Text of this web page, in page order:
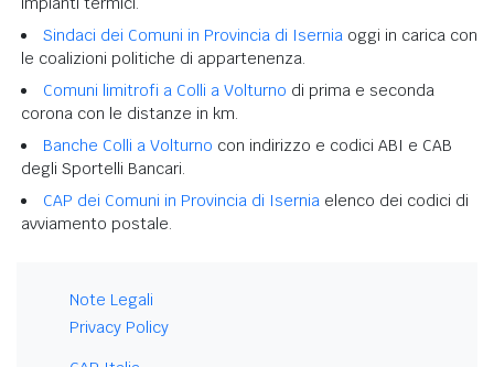
Sindaci dei Comuni in Provincia di Isernia oggi in carica con
le coalizioni politiche di appartenenza.
Comuni limitrofi a Colli a Volturno di prima e seconda
corona con le distanze in km.
Banche Colli a Volturno con indirizzo e codici ABI e CAB
degli Sportelli Bancari.
CAP dei Comuni in Provincia di Isernia elenco dei codici di
avviamento postale.
Note Legali
Privacy Policy